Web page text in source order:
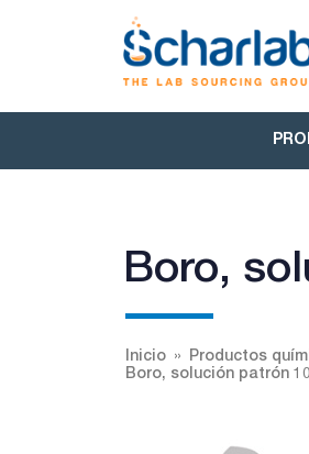
Boro,
Inicio Productos
Boro, solución patrón